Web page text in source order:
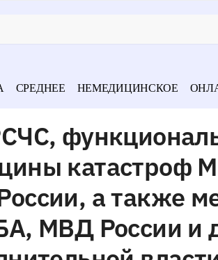
СРЕДНЕЕ НЕМЕДИЦИНСКОЕ
катастроф
а также
МВД России и